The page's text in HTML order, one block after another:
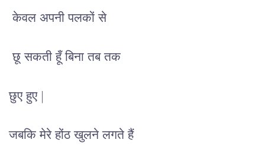
केवल अपनी पलकों से
छू सकती हूँ बिना तब तक
छुए हुए |
जबकि मेरे होंठ खुलने लगते हैं